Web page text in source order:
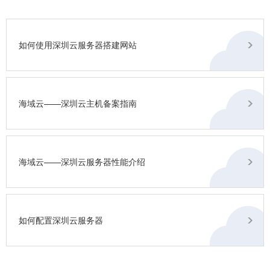
如何使用深圳云服务器搭建网站
海域云——深圳云主机备案指南
海域云——深圳云服务器性能介绍
如何配置深圳云服务器